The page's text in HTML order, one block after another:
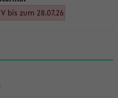
bis zum 28.07.26